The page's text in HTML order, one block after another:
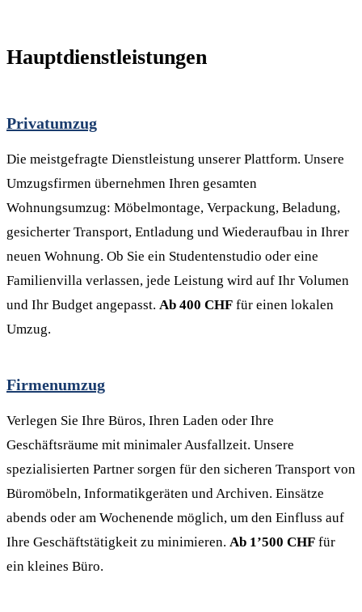
Hauptdienstleistungen
Privatumzug
Die meistgefragte Dienstleistung unserer Plattform. Unsere
Umzugsfirmen übernehmen Ihren gesamten
Wohnungsumzug: Möbelmontage, Verpackung, Beladung,
gesicherter Transport, Entladung und Wiederaufbau in Ihrer
neuen Wohnung. Ob Sie ein Studentenstudio oder eine
Familienvilla verlassen, jede Leistung wird auf Ihr Volumen
und Ihr Budget angepasst. Ab 400 CHF für einen lokalen
Umzug.
Firmenumzug
Verlegen Sie Ihre Büros, Ihren Laden oder Ihre
Geschäftsräume mit minimaler Ausfallzeit. Unsere
spezialisierten Partner sorgen für den sicheren Transport von
Büromöbeln, Informatikgeräten und Archiven. Einsätze
abends oder am Wochenende möglich, um den Einfluss auf
Ihre Geschäftstätigkeit zu minimieren. Ab 1’500 CHF für
ein kleines Büro.